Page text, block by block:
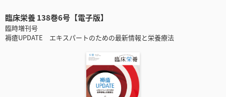
臨床栄養 138巻6号【電子版】
臨時増刊号
褥瘡UPDATE エキスパートのための最新情報と栄養療法